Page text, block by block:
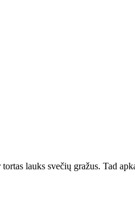
lauks svečių gražus. Tad